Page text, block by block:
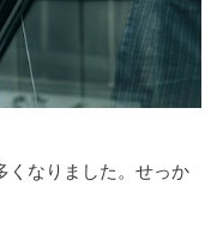
くなりました。せっか